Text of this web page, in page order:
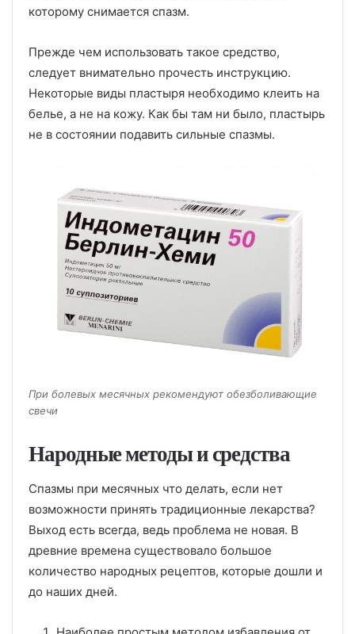
которому снимается спазм.
Прежде чем использовать такое средство,
следует внимательно прочесть инструкцию.
Некоторые виды пластыря необходимо клеить на
белье, а не на кожу. Как бы там ни было, пластырь
не в состоянии подавить сильные спазмы.
При болевых месячных рекомендуют обезболивающие
свечи
Народные методы и средства
Спазмы при месячных что делать, если нет
возможности принять традиционные лекарства?
Выход есть всегда, ведь проблема не новая. В
древние времена существовало большое
количество народных рецептов, которые дошли и
до наших дней.